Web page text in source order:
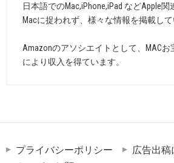
日本語でのMac,iPhone,iPad などApple関
Macに捉われず、様々な情報を掲載して
Amazonのアソシエイトとして、MAC
により収入を得ています。
プライバシーポリシー
広告出稿